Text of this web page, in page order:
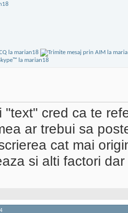
"text" cred ca te
ar trebui sa
cat mai
si alti factori